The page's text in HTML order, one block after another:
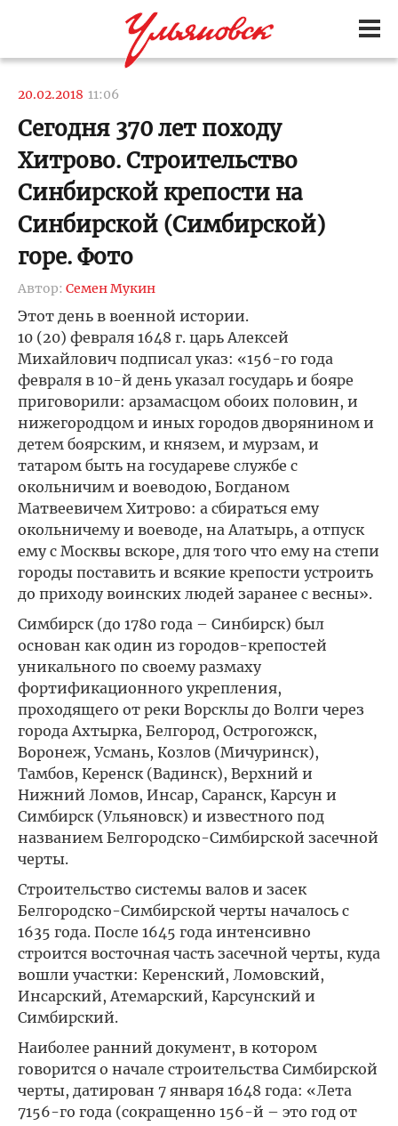
20.02.2018 11:06
Сегодня 370 лет походу
Хитрово. Строительство
Синбирской крепости на
Синбирской (Симбирской)
горе. Фото
Автор: Семен Мукин
Этот день в военной истории.
10 (20) февраля 1648 г. царь Алексей
Михайлович подписал указ: «156-го года
февраля в 10-й день указал государь и бояре
приговорили: арзамасцом обоих половин, и
нижегородцом и иных городов дворянином и
детем боярским, и князем, и мурзам, и
татаром быть на государеве службе с
окольничим и воеводою, Богданом
Матвеевичем Хитрово: а сбираться ему
окольничему и воеводе, на Алатырь, а отпуск
ему с Москвы вскоре, для того что ему на степи
городы поставить и всякие крепости устроить
до приходу воинских людей заранее с весны».
Симбирск (до 1780 года – Синбирск) был
основан как один из городов-крепостей
уникального по своему размаху
фортификационного укрепления,
проходящего от реки Ворсклы до Волги через
города Ахтырка, Белгород, Острогожск,
Воронеж, Усмань, Козлов (Мичуринск),
Тамбов, Керенск (Вадинск), Верхний и
Нижний Ломов, Инсар, Саранск, Карсун и
Симбирск (Ульяновск) и известного под
названием Белгородско-Симбирской засечной
черты.
Строительство системы валов и засек
Белгородско-Симбирской черты началось с
1635 года. После 1645 года интенсивно
строится восточная часть засечной черты, куда
вошли участки: Керенский, Ломовский,
Инсарский, Атемарский, Карсунский и
Симбирский.
Наиболее ранний документ, в котором
говорится о начале строительства Симбирской
черты, датирован 7 января 1648 года: «Лета
7156-го года (сокращенно 156-й – это год от